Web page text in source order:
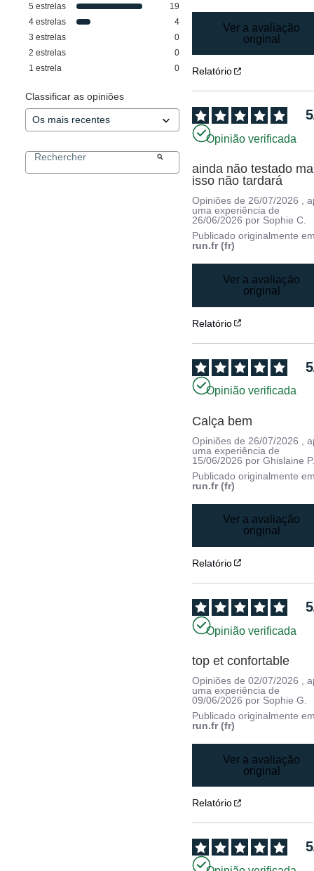
5 estrelas
19
4 estrelas
4
3 estrelas
0
2 estrelas
0
1 estrela 0
Classificar as opiniões
Ver a avaliação
original
Relatório
5
Opinião verificada
ainda não testado
isso não tardará
Opiniões de26/07/2026 ,
uma experiência de
26/06/2026 por Sophie C.
Publicado originalmente
run.fr (fr)
Ver a avaliação
original
Relatório
5
Opinião verificada
Calça bem
Opiniões de 26/07/2026
,
uma experiência de
15/06/2026 porGhislaine
Publicado originalmente
run.fr (fr)
Ver a avaliação
original
Relatório
5
Opinião verificada
top et confortable
Opiniões de02/07/2026
,
uma experiência de
09/06/2026 por Sophie G.
Publicado originalmente
run.fr (fr)
Ver a avaliação
original
Relatório
5